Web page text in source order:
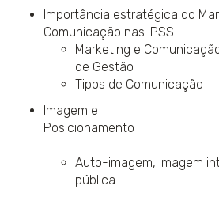
Importância estratégica do
Comunicação nas IPSS
Marketing e
de Gestão
Tipos de Comunicação
Imagem e
Auto-imagem, imagem
pública